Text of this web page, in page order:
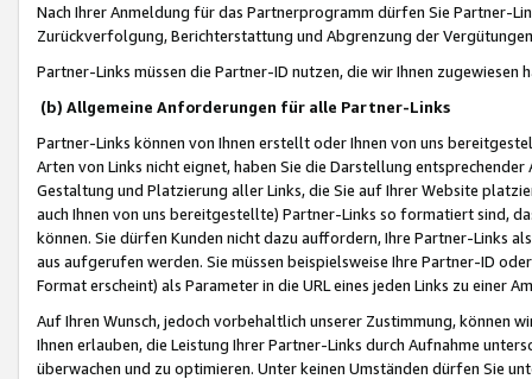
Nach Ihrer Anmeldung für das Partnerprogramm dürfen Sie Partner-
Zurückverfolgung, Berichterstattung und Abgrenzung der
Partner-Links müssen die Partner-ID nutzen, die wir Ihnen zugewiesen
(b) Allgemeine Anforderungen für alle Partner-Links
Partner-Links können von Ihnen erstellt oder Ihnen von uns
Arten von Links nicht eignet, haben Sie die Darstellung
Gestaltung und Platzierung aller Links, die Sie auf Ihrer Website
auch Ihnen von uns bereitgestellte) Partner-Links so formatiert sind,
können. Sie dürfen Kunden nicht dazu auffordern, Ihre Partner-Links
aus aufgerufen werden. Sie müssen beispielsweise Ihre Partner-ID
Format erscheint) als Parameter in die URL eines jeden Links zu einer
Auf Ihren Wunsch, jedoch vorbehaltlich unserer Zustimmung, können
Ihnen erlauben, die Leistung Ihrer Partner-Links durch Aufnahme
überwachen und zu optimieren. Unter keinen Umständen dürfen Sie